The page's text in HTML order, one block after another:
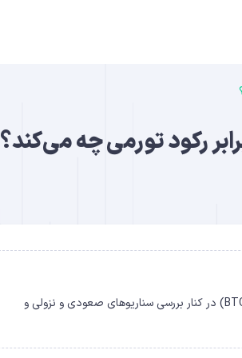
رکود تورمی چه می‌کند؟
در این مقاله به تحلیل تأثیر تنش‌های ایران و آمریکا، شوک نفتی و رکود تورمی بر بیت کوین (BTC) در کنار بررسی سناریوهای صعودی و نزولی و